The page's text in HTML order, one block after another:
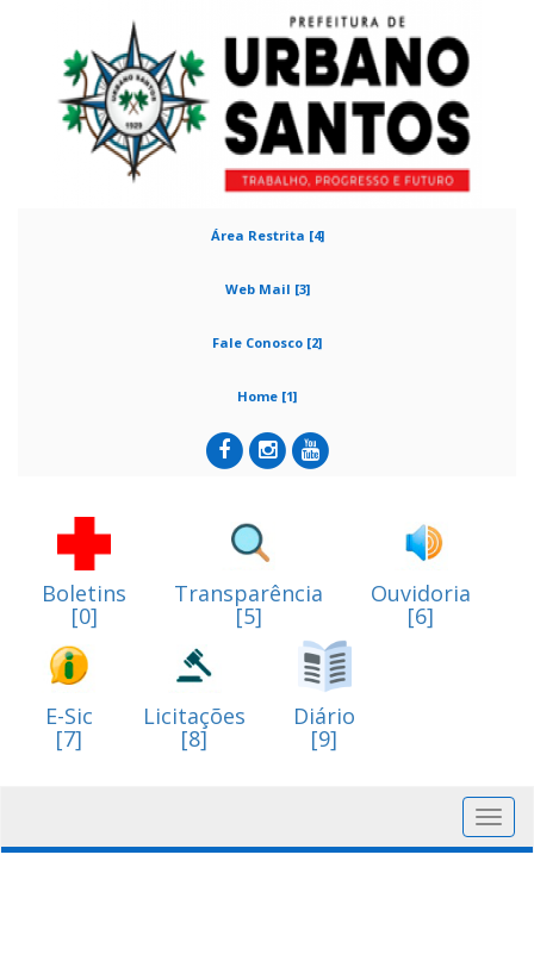
Área Restrita [4]
Web Mail [3]
Fale Conosco [2]
Home [1]
Boletins
[0]
Transparência
[5]
Ouvidoria
[6]
E-Sic
[7]
Licitações
[8]
Diário
[9]